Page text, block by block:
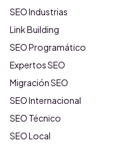
SEO Industrias
Link Building
SEO Programático
Expertos SEO
Migración SEO
SEO Internacional
SEO Técnico
SEO Local